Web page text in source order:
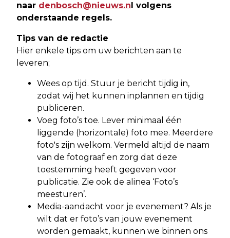
naar denbosch@nieuws.n l volgens
onderstaande regels.
Tips van de redactie
Hier enkele tips om uw berichten aan te
leveren;
Wees op tijd. Stuur je bericht tijdig in,
zodat wij het kunnen inplannen en tijdig
publiceren.
Voeg foto’s toe. Lever minimaal één
liggende (horizontale) foto mee. Meerdere
foto's zijn welkom. Vermeld altijd de naam
van de fotograaf en zorg dat deze
toestemming heeft gegeven voor
publicatie. Zie ook de alinea ‘Foto’s
meesturen’.
Media-aandacht voor je evenement? Als je
wilt dat er foto’s van jouw evenement
worden gemaakt, kunnen we binnen ons